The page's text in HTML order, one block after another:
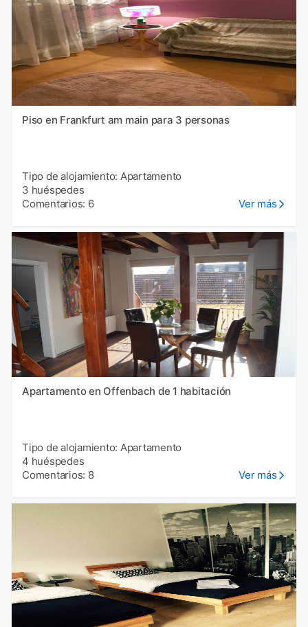
Piso en Frankfurt am main para 3 personas
Tipo de alojamiento: Apartamento
3 huéspedes
Comentarios: 6
Ver más
Apartamento en Offenbach de 1 habitación
Tipo de alojamiento: Apartamento
4 huéspedes
Comentarios: 8
Ver más